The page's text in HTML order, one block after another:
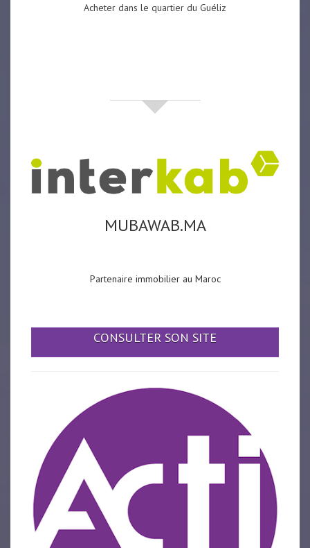
Acheter dans le quartier du Guéliz
MUBAWAB.MA
Partenaire immobilier au Maroc
CONSULTER SON SITE